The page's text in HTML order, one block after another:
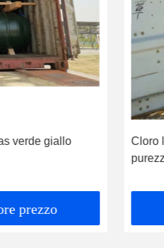
verde giallo
prezzo
Cloro